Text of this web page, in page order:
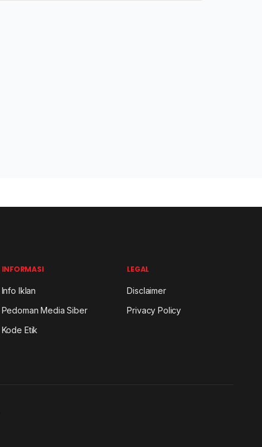
INFORMASI
Info Iklan
Pedoman Media Siber
Kode Etik
LEGAL
Disclaimer
Privacy Policy